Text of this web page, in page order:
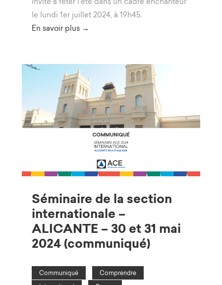
le lundi 1er juillet 2024, à 19h45.
En savoir plus →
Séminaire de la section
internationale –
ALICANTE – 30 et 31 mai
2024 (communiqué)
Communiqué
Comprendre